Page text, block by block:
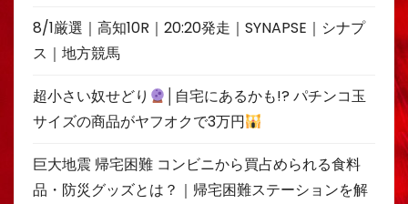
8/1厳選｜高知10R｜20:20発走｜SYNAPSE｜シナプ
ス｜地方競馬
超小さい奴せどり
│自宅にあるかも!? パチンコ玉
サイズの商品がヤフオクで3万円
巨大地震 帰宅困難 コンビニから買占められる食料
品・防災グッズとは？｜帰宅困難ステーションを解